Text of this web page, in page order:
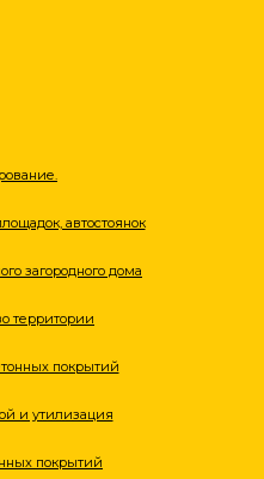
автостоянок
загородного дома
территории
покрытий
и утилизация
покрытий